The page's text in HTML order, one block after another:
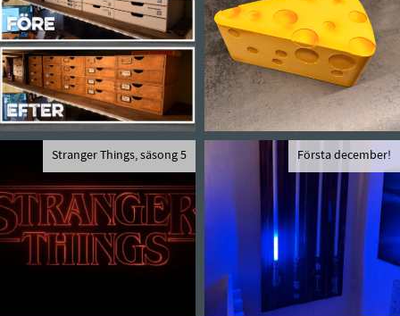
Stranger Things, säsong 5 Första december!